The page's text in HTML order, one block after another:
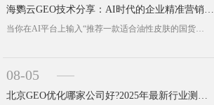
海鹦云GEO技术分享：AI时代的企业精准营销新策略
当你在AI平台上输入“推荐一款适合油性皮肤的国货精华液”时，AI助手列出的品牌名单中，谁排在第一?这看似随机的排序背后，一场围···
08-05
北京GEO优化哪家公司好?2025年最新行业测评和市场反馈|海鹦云控股